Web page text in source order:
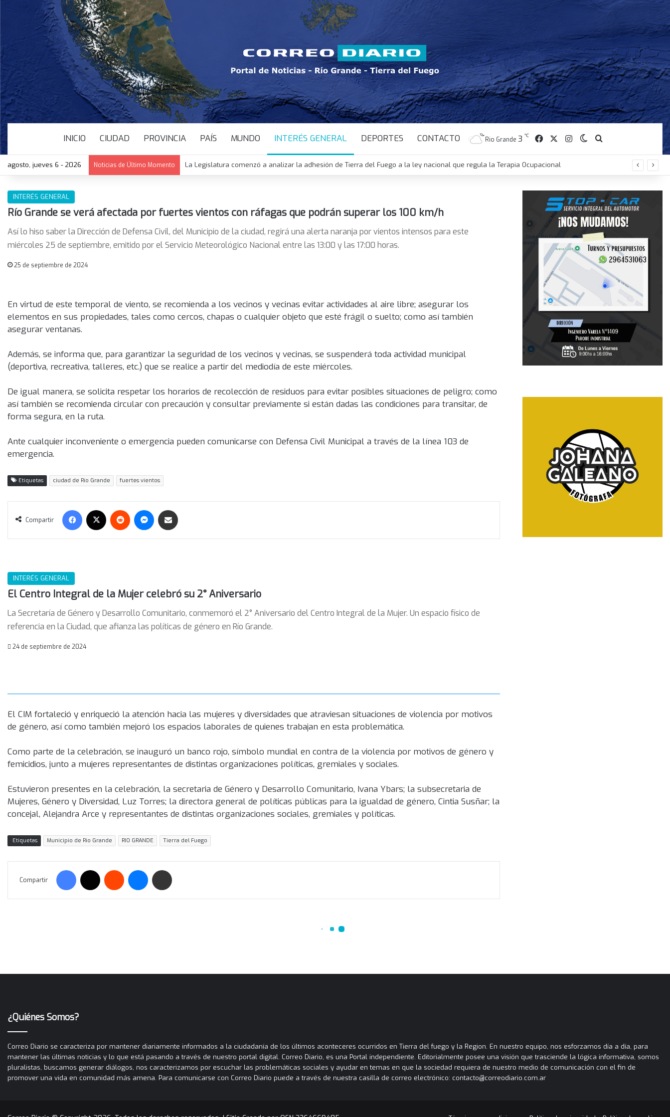
INICIO CIUDAD PROVINCIA PAÍS MUNDO INTERÉS GENERAL DEPORTES CONTACTO Rio Grande 3 ℃ FacebookInstagramSwitch skin
Buscar
agosto, jueves 6 - 2026 Noticias de Último Momento La Legislatura comenzó a analizar la adhesión de Tierra del Fuego a la ley nacional que regula la Terapia Ocupacional
INTERÉS GENERAL
Río Grande se verá afectada por fuertes vientos con ráfagas que podrán superar los 100 km/h
Así lo hiso saber la Dirección de Defensa Civil, del Municipio de la ciudad, regirá una alerta naranja por vientos intensos para este
miércoles 25 de septiembre, emitido por el Servicio Meteorológico Nacional entre las 13:00 y las 17:00 horas.
25 de septiembre de 2024
En virtud de este temporal de viento, se recomienda a los vecinos y vecinas evitar actividades al aire libre; asegurar los
elementos en sus propiedades, tales como cercos, chapas o cualquier objeto que esté frágil o suelto; como así también
asegurar ventanas.
Además, se informa que, para garantizar la seguridad de los vecinos y vecinas, se suspenderá toda actividad municipal
(deportiva, recreativa, talleres, etc.) que se realice a partir del mediodía de este miércoles.
De igual manera, se solicita respetar los horarios de recolección de residuos para evitar posibles situaciones de peligro; como
así también se recomienda circular con precaución y consultar previamente si están dadas las condiciones para transitar, de
forma segura, en la ruta.
Ante cualquier inconveniente o emergencia pueden comunicarse con Defensa Civil Municipal a través de la línea 103 de
emergencia.
Etiquetas ciudad de Río Grande fuertes vientos
Compartir
Facebook Reddit Messenger
¿Quiénes Somos?
Correo Diario se caracteriza por mantener diariamente informados a la ciudadanía de los últimos aconteceres ocurridos en Tierra del fuego y la Region. En nuestro equipo, nos esforzamos día a día, para
mantener las últimas noticias y lo que está pasando a través de nuestro portal digital. Correo Diario, es una Portal independiente. Editorialmente posee una visión que trasciende la lógica informativa, somos
pluralistas, buscamos generar diálogos, nos caracterizamos por escuchar las problemáticas sociales y ayudar en temas en que la sociedad requiera de nuestro medio de comunicación con el fin de
promover una vida en comunidad más amena. Para comunicarse con Correo Diario puede a través de nuestra casilla de correo electrónico: contacto@correodiario.com.ar